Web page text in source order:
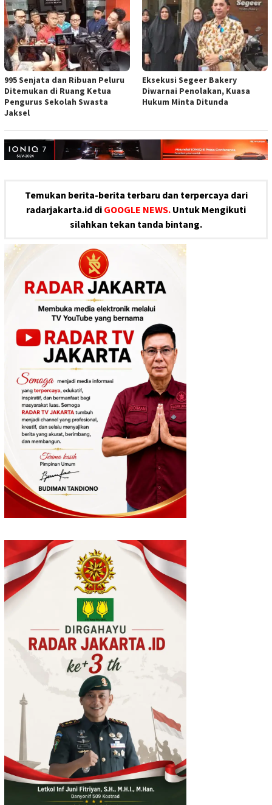
995 Senjata dan Ribuan Peluru
Ditemukan di Ruang Ketua
Pengurus Sekolah Swasta
Jaksel
Eksekusi Segeer Bakery
Diwarnai Penolakan, Kuasa
Hukum Minta Ditunda
Temukan berita-berita terbaru dan terpercaya dari
radarjakarta.id di GOOGLE NEWS. Untuk Mengikuti
silahkan tekan tanda bintang.